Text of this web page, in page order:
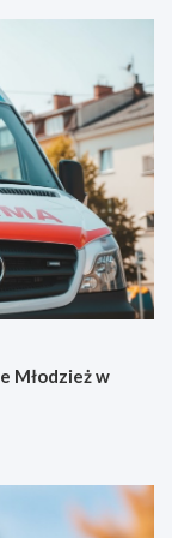
Młodzież w